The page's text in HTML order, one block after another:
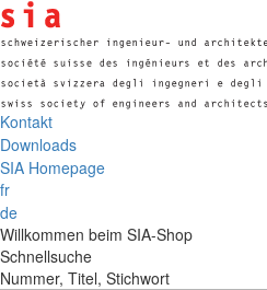
Kontakt
Downloads
SIA Homepage
fr
de
Willkommen beim SIA-Shop
Schnellsuche
Nummer, Titel, Stichwort